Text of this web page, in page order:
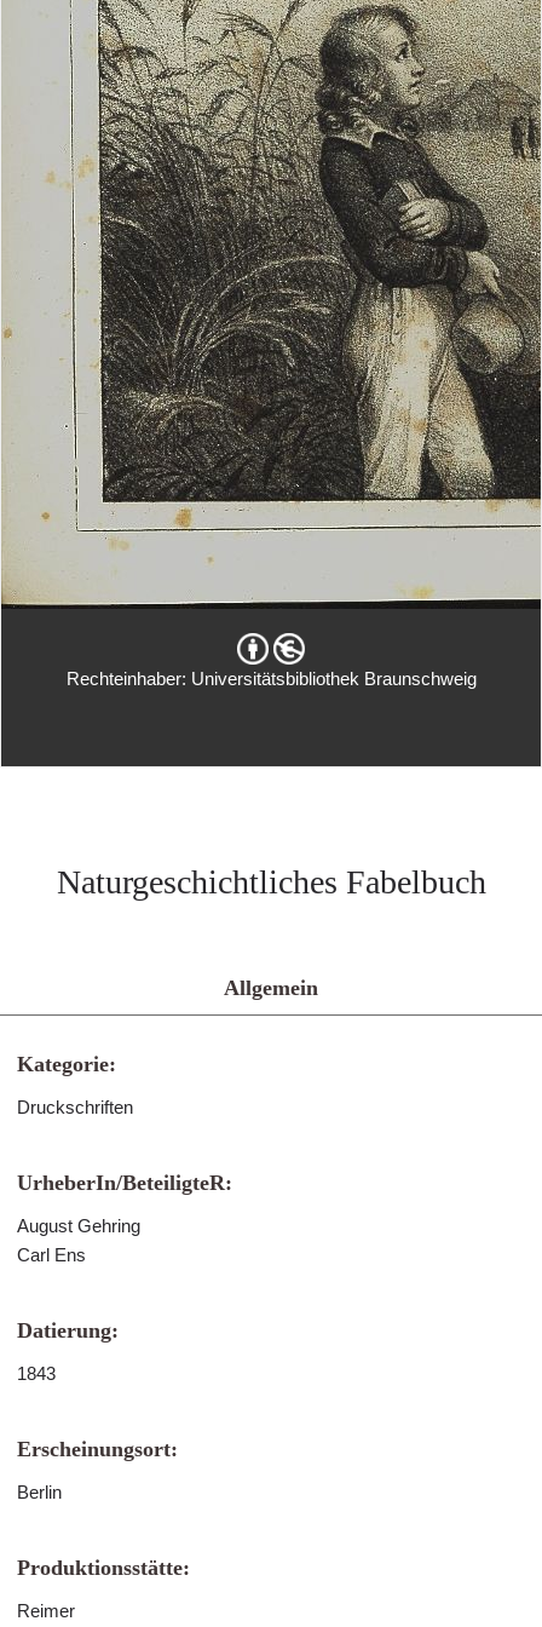
Rechteinhaber: Universitätsbibliothek Braunschweig
Naturgeschichtliches Fabelbuch
Allgemein
Kategorie:
Druckschriften
UrheberIn/BeteiligteR:
August Gehring
Carl Ens
Datierung:
1843
Erscheinungsort:
Berlin
Produktionsstätte:
Reimer